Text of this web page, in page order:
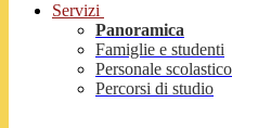
Servizi
Panoramica
Famiglie e studenti
Personale scolastico
Percorsi di studio